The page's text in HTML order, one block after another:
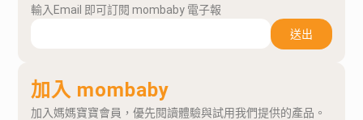
輸入Email 即可訂閱 mombaby 電子報
送出
加入 mombaby
加入媽媽寶寶會員，優先閱讀體驗與試用我們提供的產品。